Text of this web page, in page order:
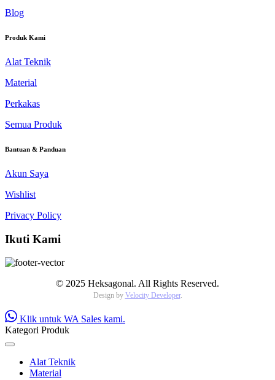
Blog
Produk Kami
Alat Teknik
Material
Perkakas
Semua Produk
Bantuan & Panduan
Akun Saya
Wishlist
Privacy Policy
Ikuti Kami
© 2025 Heksagonal. All Rights Reserved.
Design by Velocity Developer.
Klik untuk WA Sales kami.
Kategori Produk
Alat Teknik
Material